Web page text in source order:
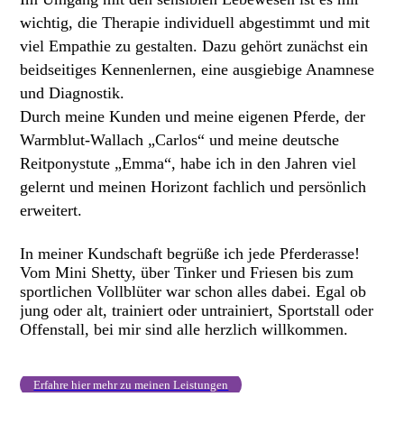
wichtig, die Therapie individuell abgestimmt und mit
viel Empathie zu gestalten. Dazu gehört zunächst ein
beidseitiges Kennenlernen, eine ausgiebige Anamnese
und Diagnostik.
Durch meine Kunden und meine eigenen Pferde, der
Warmblut-Wallach „Carlos“ und meine deutsche
Reitponystute „Emma“, habe ich in den Jahren viel
gelernt und meinen Horizont fachlich und persönlich
erweitert.
In meiner Kundschaft begrüße ich jede Pferderasse!
Vom Mini Shetty, über Tinker und Friesen bis zum
sportlichen Vollblüter war schon alles dabei. Egal ob
jung oder alt, trainiert oder untrainiert, Sportstall oder
Offenstall, bei mir sind alle herzlich willkommen.
Erfahre hier mehr zu meinen Leistungen